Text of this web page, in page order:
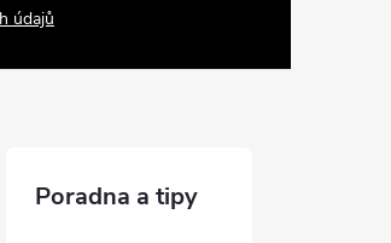
údajů
Poradna a tipy